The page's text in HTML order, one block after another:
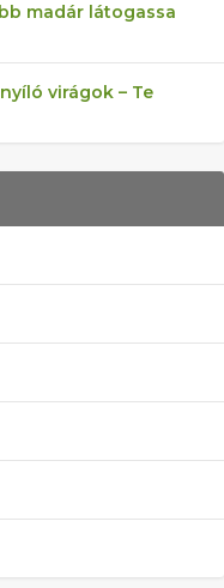
madár látogassa
virágok – Te